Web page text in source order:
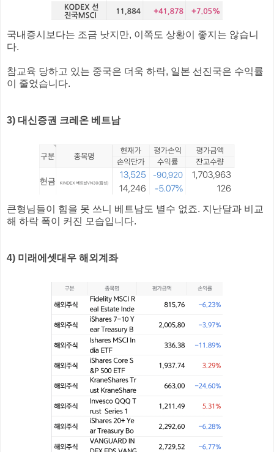
국내증시보다는 조금 낫지만, 이쪽도 상황이 좋지는 않습니
다.
참교육 당하고 있는 중국은 더욱 하락, 일본 선진국은 수익률
이 줄었습니다.
3) 대신증권 크레온 베트남
큰형님들이 힘을 못 쓰니 베트남도 별수 없죠. 지난달과 비교
해 하락 폭이 커진 모습입니다.
4) 미래에셋대우 해외계좌